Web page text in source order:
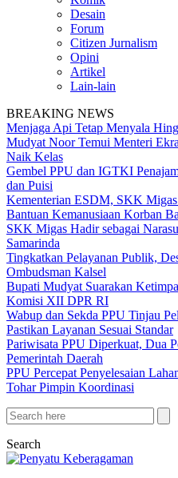
Desain
Forum
Citizen Jurnalism
Opini
Artikel
Lain-lain
BREAKING NEWS
Menjaga Api Tetap Menyala
Mudyat Noor Temui Menteri
Naik Kelas
Gembel PPU dan IGTKI
dan Puisi
Kementerian ESDM, SKK
Bantuan Kemanusiaan Korban
SKK Migas Hadir sebagai
Samarinda
Tingkatkan Pelayanan Publik,
Ombudsman Kalsel
Bupati Mudyat Suarakan
Komisi XII DPR RI
Wabup dan Sekda PPU Tinjau
Pastikan Layanan Sesuai Standar
Pariwisata PPU Diperkuat, Dua
Pemerintah Daerah
PPU Percepat Penyelesaian
Tohar Pimpin Koordinasi
Search